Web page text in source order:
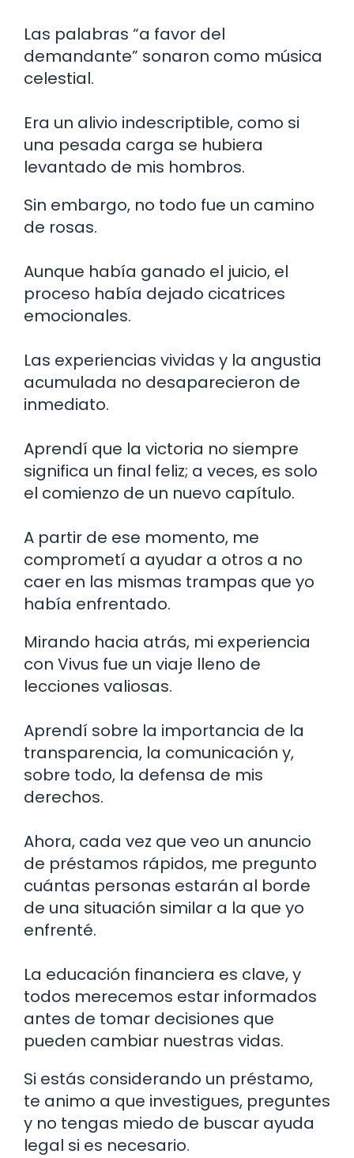
Las palabras “a favor del
demandante” sonaron como música
celestial.
Era un alivio indescriptible, como si
una pesada carga se hubiera
levantado de mis hombros.
Sin embargo, no todo fue un camino
de rosas.
Aunque había ganado el juicio, el
proceso había dejado cicatrices
emocionales.
Las experiencias vividas y la angustia
acumulada no desaparecieron de
inmediato.
Aprendí que la victoria no siempre
significa un final feliz; a veces, es solo
el comienzo de un nuevo capítulo.
A partir de ese momento, me
comprometí a ayudar a otros a no
caer en las mismas trampas que yo
había enfrentado.
Mirando hacia atrás, mi experiencia
con Vivus fue un viaje lleno de
lecciones valiosas.
Aprendí sobre la importancia de la
transparencia, la comunicación y,
sobre todo, la defensa de mis
derechos.
Ahora, cada vez que veo un anuncio
de préstamos rápidos, me pregunto
cuántas personas estarán al borde
de una situación similar a la que yo
enfrenté.
La educación financiera es clave, y
todos merecemos estar informados
antes de tomar decisiones que
pueden cambiar nuestras vidas.
Si estás considerando un préstamo,
te animo a que investigues, preguntes
y no tengas miedo de buscar ayuda
legal si es necesario.